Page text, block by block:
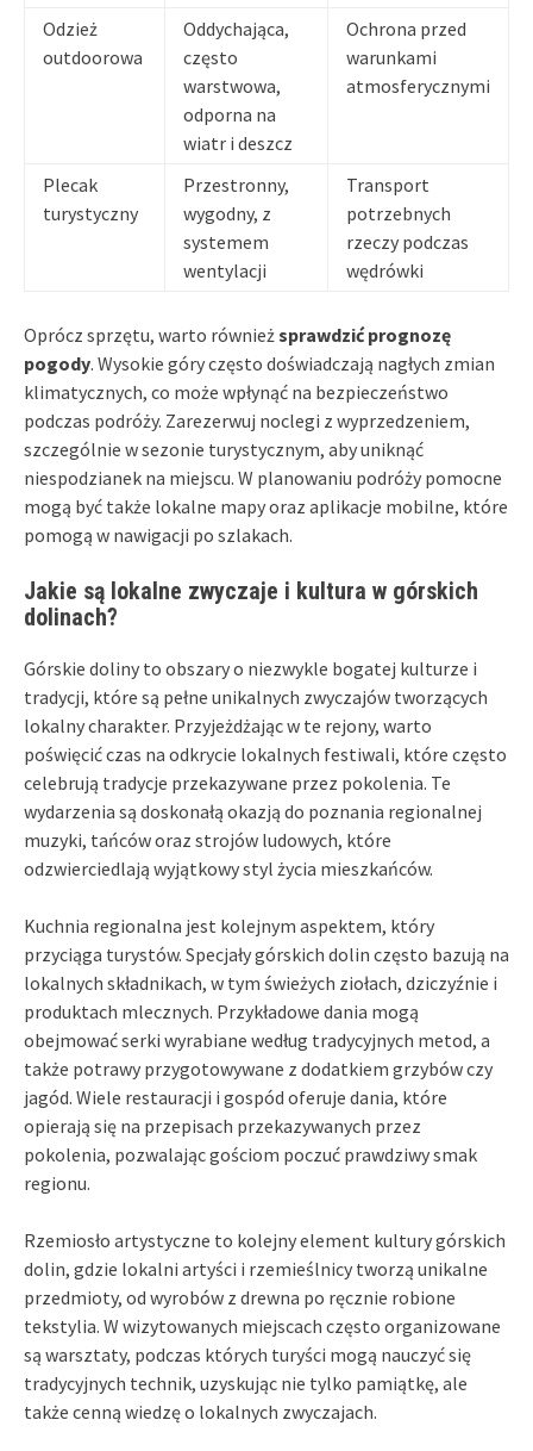
Odzież
outdoorowa
Oddychająca,
często
warstwowa,
odporna na
wiatr i deszcz
Ochrona przed
warunkami
atmosferycznymi
Plecak
turystyczny
Przestronny,
wygodny, z
systemem
wentylacji
Transport
potrzebnych
rzeczy podczas
wędrówki
Oprócz sprzętu, warto równieżsprawdzić prognozę
pogody. Wysokie góry często doświadczają nagłych zmian
klimatycznych, co może wpłynąć na bezpieczeństwo
podczas podróży. Zarezerwuj noclegi z wyprzedzeniem,
szczególnie w sezonie turystycznym, aby uniknąć
niespodzianek na miejscu. W planowaniu podróży pomocne
mogą być także lokalne mapy oraz aplikacje mobilne, które
pomogą w nawigacji po szlakach.
Jakie są lokalne zwyczaje i kultura w górskich
dolinach?
Górskie doliny to obszary o niezwykle bogatej kulturze i
tradycji, które są pełne unikalnych zwyczajów tworzących
lokalny charakter. Przyjeżdżając w te rejony, warto
poświęcić czas na odkrycie lokalnych festiwali, które często
celebrują tradycje przekazywane przez pokolenia. Te
wydarzenia są doskonałą okazją do poznania regionalnej
muzyki, tańców oraz strojów ludowych, które
odzwierciedlają wyjątkowy styl życia mieszkańców.
Kuchnia regionalna jest kolejnym aspektem, który
przyciąga turystów. Specjały górskich dolin często bazują na
lokalnych składnikach, w tym świeżych ziołach, dziczyźnie i
produktach mlecznych. Przykładowe dania mogą
obejmować serki wyrabiane według tradycyjnych metod, a
także potrawy przygotowywane z dodatkiem grzybów czy
jagód. Wiele restauracji i gospód oferuje dania, które
opierają się na przepisach przekazywanych przez
pokolenia, pozwalając gościom poczuć prawdziwy smak
regionu.
Rzemiosło artystyczne to kolejny element kultury górskich
dolin, gdzie lokalni artyści i rzemieślnicy tworzą unikalne
przedmioty, od wyrobów z drewna po ręcznie robione
tekstylia. W wizytowanych miejscach często organizowane
są warsztaty, podczas których turyści mogą nauczyć się
tradycyjnych technik, uzyskując nie tylko pamiątkę, ale
także cenną wiedzę o lokalnych zwyczajach.